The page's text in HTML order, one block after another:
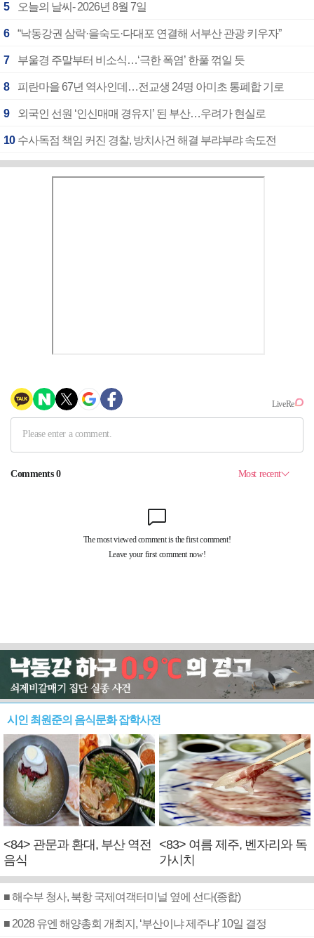
5 오늘의 날씨- 2026년 8월 7일
6 “낙동강권 삼락·을숙도·다대포 연결해 서부산 관광 키우자”
7 부울경 주말부터 비소식…‘극한 폭염’ 한풀 꺾일 듯
8 피란마을 67년 역사인데…전교생 24명 아미초 통폐합 기로
9 외국인 선원 ‘인신매매 경유지’ 된 부산…우려가 현실로
10 수사독점 책임 커진 경찰, 방치사건 해결 부랴부랴 속도전
시인 최원준의 음식문화 잡학사전
<84> 관문과 환대, 부산 역전
음식
<83> 여름 제주, 벤자리와 독
가시치
■ 해수부 청사, 북항 국제여객터미널 옆에 선다(종합)
■ 2028 유엔 해양총회 개최지, ‘부산이냐 제주냐’ 10일 결정